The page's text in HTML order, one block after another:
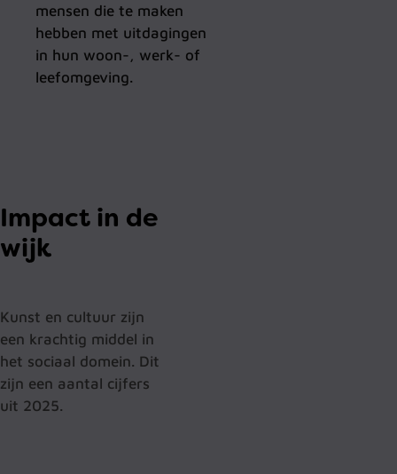
mensen die te maken
hebben met uitdagingen
in hun woon-, werk- of
leefomgeving.
Impact in de
wijk
Kunst en cultuur zijn
een krachtig middel in
het sociaal domein. Dit
zijn een aantal cijfers
uit 2025.